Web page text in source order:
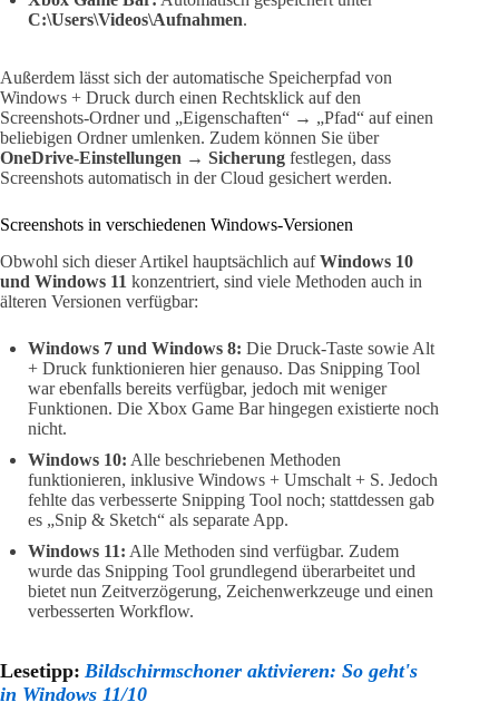
C:\Users\Videos\Aufnahmen.
Außerdem lässt sich der automatische Speicherpfad von
Windows + Druck durch einen Rechtsklick auf den
Screenshots-Ordner und „Eigenschaften“ → „Pfad“ auf einen
beliebigen Ordner umlenken. Zudem können Sie über
OneDrive-Einstellungen → Sicherung festlegen, dass
Screenshots automatisch in der Cloud gesichert werden.
Screenshots in verschiedenen Windows-Versionen
Obwohl sich dieser Artikel hauptsächlich aufWindows 10
und Windows 11 konzentriert, sind viele Methoden auch in
älteren Versionen verfügbar:
Windows 7 und Windows 8: Die Druck-Taste sowie Alt
+ Druck funktionieren hier genauso. Das Snipping Tool
war ebenfalls bereits verfügbar, jedoch mit weniger
Funktionen. Die Xbox Game Bar hingegen existierte noch
nicht.
Windows 10: Alle beschriebenen Methoden
funktionieren, inklusive Windows + Umschalt + S. Jedoch
fehlte das verbesserte Snipping Tool noch; stattdessen gab
es „Snip & Sketch“ als separate App.
Windows 11: Alle Methoden sind verfügbar. Zudem
wurde das Snipping Tool grundlegend überarbeitet und
bietet nun Zeitverzögerung, Zeichenwerkzeuge und einen
verbesserten Workflow.
Lesetipp: Bildschirmschoner aktivieren: So geht's
in Windows 11/10